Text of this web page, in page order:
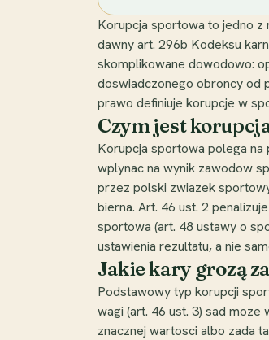
Korupcja sportowa to jedno z
dawny art. 296b Kodeksu
skomplikowane dowodowo:
doswiadczonego obroncy od
prawo definiuje korupcje w
Czym jest
Korupcja sportowa polega na
wplynac na wynik zawodow
przez polski zwiazek
bierna. Art. 46 ust. 2
sportowa (art. 48 ustawy o
ustawienia rezultatu, a nie
Jakie kary grozą
Podstawowy typ korupcji
wagi (art. 46 ust. 3) sad
znacznej wartosci albo zada